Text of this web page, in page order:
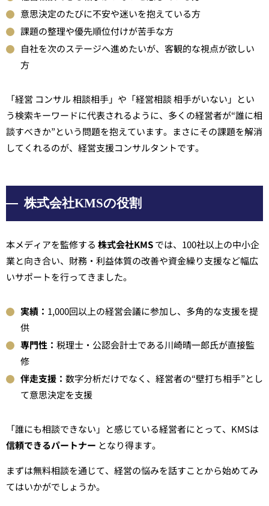
意思決定のたびに不安や迷いを抱えている方
課題の整理や優先順位付けが苦手な方
自社を次のステージへ進めたいが、客観的な視点が欲しい
方
「経営 コンサル 相談相手」や「経営相談 相手がいない」とい
う検索キーワードに代表されるように、多くの経営者が“誰に相
談すべきか”という問題を抱えています。まさにその課題を解消
してくれるのが、経営支援コンサルタントです。
株式会社KMSの役割
本メディアを監修する 株式会社KMSでは、100社以上の中小企
業と向き合い、財務・利益体質の改善や資金繰り支援など幅広
いサポートを行ってきました。
実績： 1,000回以上の経営会議に参加し、多角的な支援を提
供
専門性： 税理士・公認会計士である川崎晴一郎氏が直接監
修
伴走支援： 数字分析だけでなく、経営者の“壁打ち相手”とし
て意思決定を支援
「誰にも相談できない」と感じている経営者にとって、KMSは
信頼できるパートナー となり得ます。
まずは無料相談を通じて、経営の悩みを話すことから始めてみ
てはいかがでしょうか。